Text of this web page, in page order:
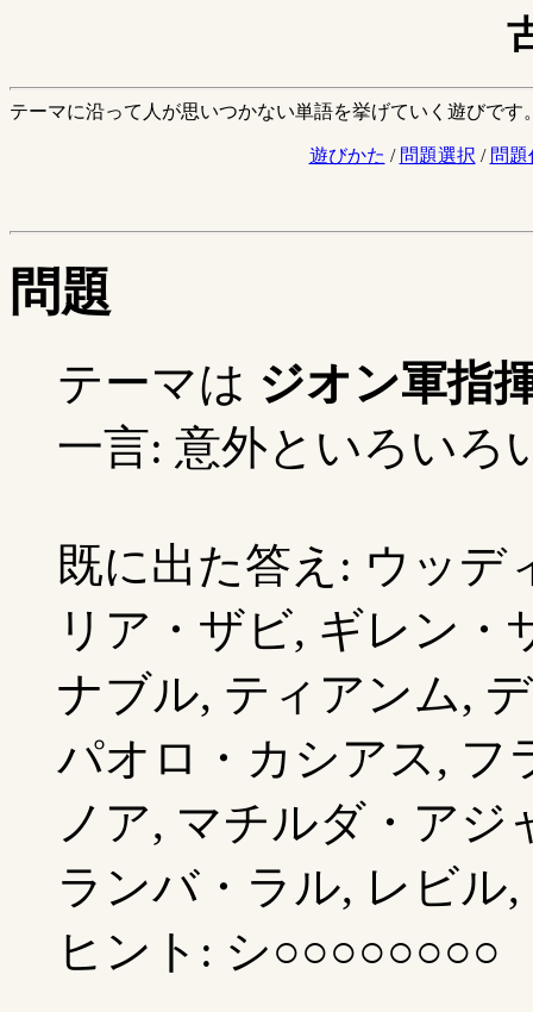
テーマに沿って人が思いつかない単語を挙げていく遊びです
遊びかた / 問題選択 / 問題
問題
テーマは ジオン軍指
一言: 意外といろいろ
既に出た答え: ウッデ
リア・ザビ, ギレン
ナブル, ティアンム,
パオロ・カシアス, フ
ノア, マチルダ・アジ
ランバ・ラル, レビル
ヒント: シ○○○○○○○○